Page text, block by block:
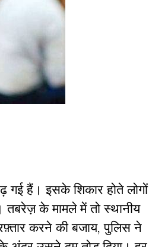
हैं। इसके शिकार होते लोगों
तबरेज़ के मामले में तो स्थानीय
करने की बजाय, पुलिस ने